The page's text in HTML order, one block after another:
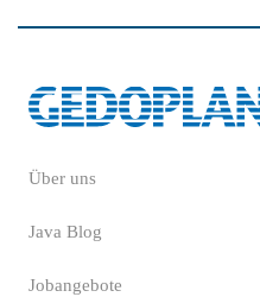
Über uns
Java Blog
Jobangebote